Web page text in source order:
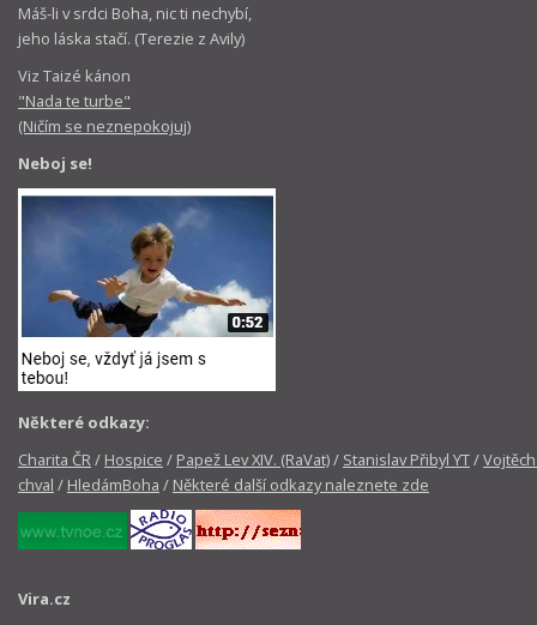
Máš-li v srdci Boha, nic ti nechybí,
jeho láska stačí. (Terezie z Avily)
Viz Taizé kánon
"Nada te turbe"
(Ničím se neznepokojuj)
Neboj se!
Některé odkazy:
Charita ČR/ Hospice / Papež Lev XIV. (RaVat)/ Stanislav Přibyl YT/
chval / HledámBoha / Některé další odkazy naleznete zde
Vira.cz